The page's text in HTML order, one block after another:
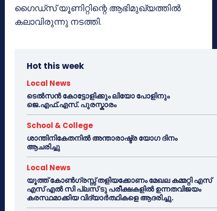
ഗൈഡ്‌സ് യൂണിറ്റിന്റെ ആഭിമുഖ്യത്തില്‍
കലാവിരുന്നു നടത്തി.
Hot this week
Local News
ടെൽസൻ കോട്ടോളിക്കും ലിയോ പോളിനും
ജെ.എഫ്.എസ്. പുരസ്കാരം
School & College
ശാന്തിനികേതനിൽ അന്താരാഷ്ട്ര യോഗ ദിനം
ആചരിച്ചു
Local News
യൂത്ത് കോൺഗ്രസ്സ് തളിയക്കോണം മേഖല കമ്മറ്റി എസ്
എസ് എൽ സി പ്ലസ് ടു പരീക്ഷകളിൽ ഉന്നതവിജയം
കരസ്ഥമാക്കിയ വിദ്യാർത്ഥികളെ ആദരിച്ചു.